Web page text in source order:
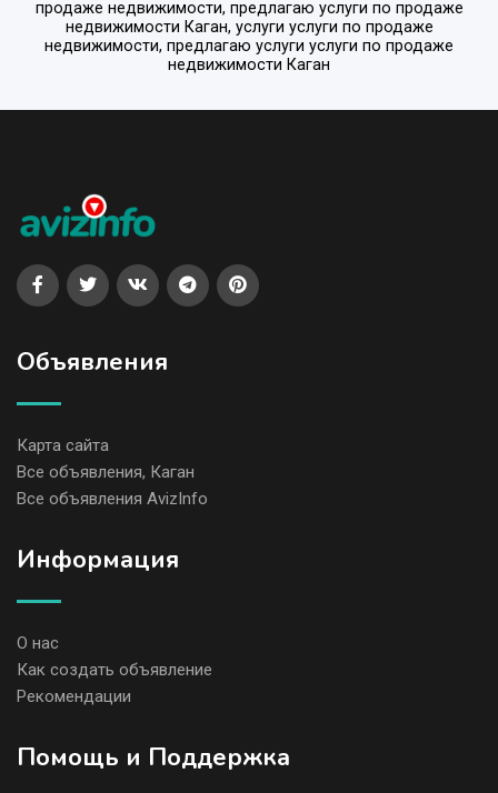
продаже недвижимости, предлагаю услуги по продаже
недвижимости Каган, услуги услуги по продаже
недвижимости, предлагаю услуги услуги по продаже
недвижимости Каган
Объявления
Карта сайта
Все объявления, Каган
Все объявления AvizInfo
Информация
О нас
Как создать объявление
Рекомендации
Помощь и Поддержка